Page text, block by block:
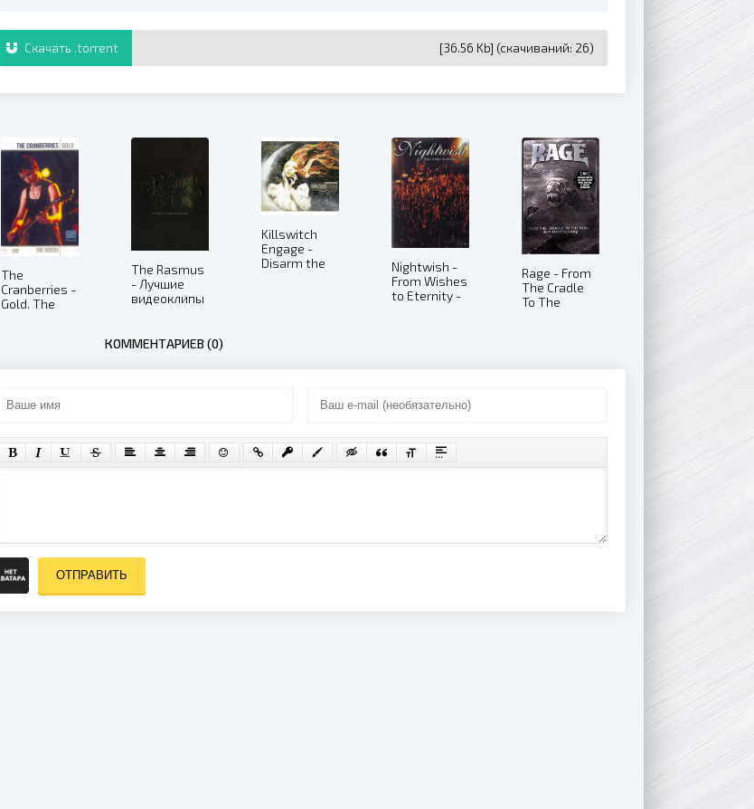
Скачать .torrent [36.56 Kb] (cкачиваний: 26)
The
Cranberries -
Gold. The
The Rasmus
- Лучшие
видеоклипы
Killswitch
Engage -
Disarm the
Nightwish -
From Wishes
to Eternity -
Rage - From
The Cradle
To The
КОММЕНТАРИЕВ (0)
ОТПРАВИТЬ